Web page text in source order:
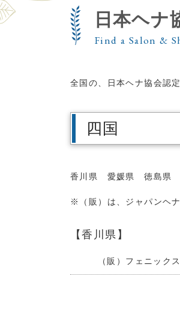
日本ヘナ
Find a Salon &
全国の、日本ヘナ協会認
四国
香川県 愛媛県 徳島県
※（販）は、ジャパンヘ
【香川県】
（販）フェニック